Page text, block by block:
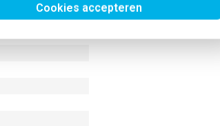
Cookies accepteren